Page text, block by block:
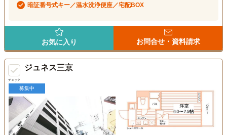
暗証番号式キー／温水洗浄便座／宅配BOX
お気に入り お問合せ・資料請求
チェック
ジュネス三京
募集中